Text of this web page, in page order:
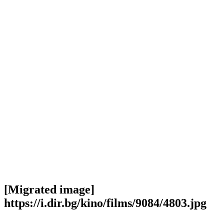
[Migrated image]
https://i.dir.bg/kino/films/9084/4803.jpg